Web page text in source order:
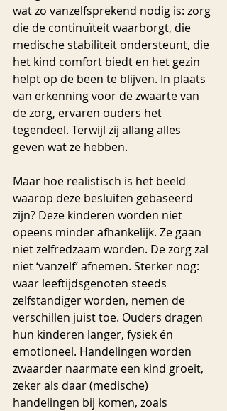
wat zo vanzelfsprekend nodig is: zorg
die de continuïteit waarborgt, die
medische stabiliteit ondersteunt, die
het kind comfort biedt en het gezin
helpt op de been te blijven. In plaats
van erkenning voor de zwaarte van
de zorg, ervaren ouders het
tegendeel. Terwijl zij allang alles
geven wat ze hebben.
Maar hoe realistisch is het beeld
waarop deze besluiten gebaseerd
zijn? Deze kinderen worden niet
opeens minder afhankelijk. Ze gaan
niet zelfredzaam worden. De zorg zal
niet ‘vanzelf’ afnemen. Sterker nog:
waar leeftijdsgenoten steeds
zelfstandiger worden, nemen de
verschillen juist toe. Ouders dragen
hun kinderen langer, fysiek én
emotioneel. Handelingen worden
zwaarder naarmate een kind groeit,
zeker als daar (medische)
handelingen bij komen, zoals